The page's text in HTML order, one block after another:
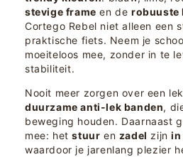
stevige frame en derobuuste
Cortego Rebel niet alleen een
praktische fiets. Neem je
moeiteloos mee, zonder in te
stabiliteit.
Nooit meer zorgen over een
duurzame anti-lek banden,
beweging houden. Daarnaast
mee: hetstuur en zadel zijnin
waardoor je jarenlang plezier